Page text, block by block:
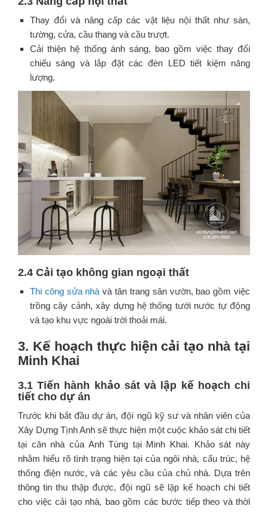
Thay đổi và nâng cấp các vật liệu nội thất như sàn,
tường, cửa, cầu thang và cầu trượt.
Cải thiện hệ thống ánh sáng, bao gồm việc thay đổi
chiếu sáng và lắp đặt các đèn LED tiết kiệm năng
lượng.
2.4 Cải tạo không gian ngoại thất
Thi công sửa nhà và tân trang sân vườn, bao gồm việc
trồng cây cảnh, xây dựng hệ thống tưới nước tự động
và tạo khu vực ngoài trời thoải mái.
3. Kế hoạch thực hiện cải tạo nhà tại
Minh Khai
3.1 Tiến hành khảo sát và lập kế hoạch chi
tiết cho dự án
Trước khi bắt đầu dự án, đội ngũ kỹ sư và nhân viên của
Xây Dựng Tịnh Anh sẽ thực hiện một cuộc khảo sát chi tiết
tại căn nhà của Anh Tùng tại Minh Khai. Khảo sát này
nhằm hiểu rõ tình trạng hiện tại của ngôi nhà, cấu trúc, hệ
thống điện nước, và các yêu cầu của chủ nhà. Dựa trên
thông tin thu thập được, đội ngũ sẽ lập kế hoạch chi tiết
cho việc cải tạo nhà, bao gồm các bước tiếp theo và thời